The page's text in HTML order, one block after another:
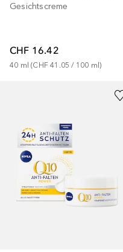
Gesichtscreme
CHF 16.42
40 ml (CHF 41.05 / 100 ml)